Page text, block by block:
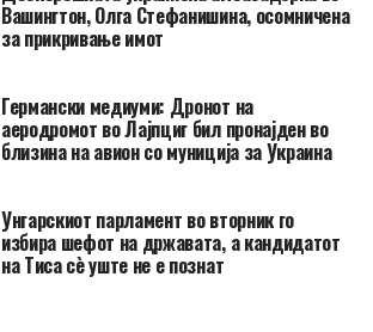
Вашингтон, Олга Стефанишина, осомничена
за прикривање имот
Германски медиуми: Дронот на
аеродромот во Лајпциг бил пронајден во
близина на авион со муниција за Украина
Унгарскиот парламент во вторник го
избира шефот на државата, а кандидатот
на Тиса сè уште не е познат